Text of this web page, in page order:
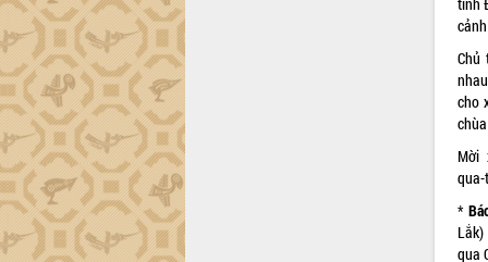
Chủ
cho
Mời
*
qua